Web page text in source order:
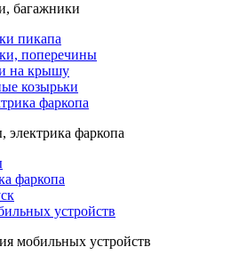
багажники
пикапа
поперечины
на крышу
козырьки
фаркопа
электрика фаркопа
фаркопа
устройств
мобильных устройств